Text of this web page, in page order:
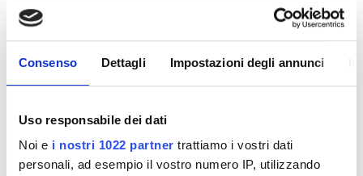
Consenso Dettagli Impostazioni degli annunci
Uso responsabile dei dati
Noi e i nostri 1022 partner trattiamo i vostri dati
personali, ad esempio il vostro numero IP, utilizzando
24
31
Orario di apertura
Lunedì 08:00 - 22:00